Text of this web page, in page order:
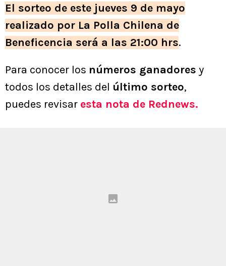
El sorteo de este jueves 9 de mayo
realizado por La Polla Chilena de
Beneficencia será a las 21:00 hrs.
Para conocer los números ganadores y
todos los detalles del último sorteo,
puedes revisar esta nota de Rednews.